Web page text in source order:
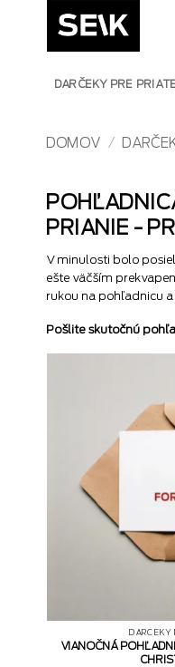
DARČEKY PRE
DOMOV /
PRIANIE -
V minulosti bolo
ešte väčším
rukou na pohľadnicu
Pošlite skutočnú
DARČEKY
VIANOČNÁ